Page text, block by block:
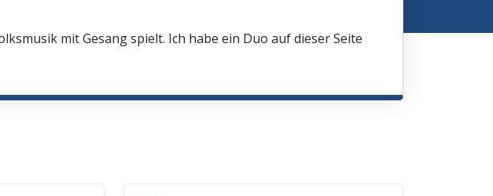
mit Gesang spielt. Ich habe ein Duo auf dieser Seite